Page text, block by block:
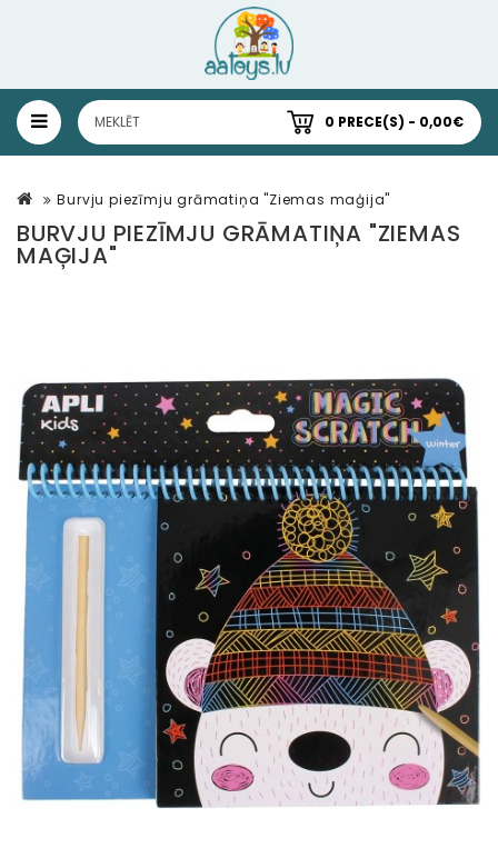
0 PRECE(S) - 0,00€
Burvju piezīmju grāmatiņa "Ziemas maģija"
BURVJU PIEZĪMJU GRĀMATIŅA "ZIEMAS
MAĢIJA"